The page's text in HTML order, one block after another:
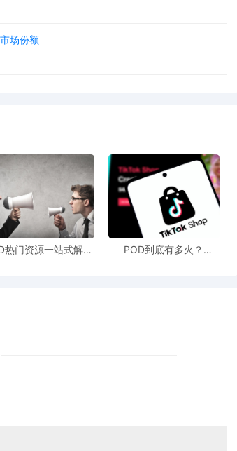
场份额
热门资源一站式解决
POD到底有多火？